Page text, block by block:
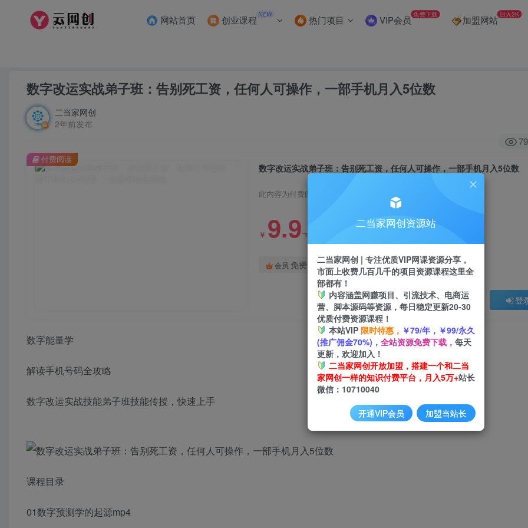
网站首页 创业课程 NEW 热门项目 VIP会员 免费下载 加盟网站 日入2K
数字改运实战弟子班：告别死工资，任何人可操作，一部手机月入5位数
二当家网创
2年前发布
数字改运实战弟子班：告别死工资，任何人可操作，一部手机月入5位数
此内容为付费阅读，请付费后查看
￥ 9.9￥
会员 免费
登
付费阅读
数字能量学
解读手机号码全攻略
数字改运实战技能弟子班技能传授，快速上手
课程目录
01数字预测学的起源mp4
二当家网创资源站
二当家网创 | 专注优质VIP网课资源分享，
市面上收费几百几千的项目资源课程这里全
部都有！
内容涵盖网赚项目、引流技术、电商运
营、脚本源码等资源，每日稳定更新20-30
优质付费资源课程！
本站VIP 限时特惠， ￥79/年，￥99/永久
(推广佣金70%)， 全站资源免费下载， 每天
更新，欢迎加入！
二当家网创开放加盟，搭建一个和二当
家网创一样的知识付费平台，月入5万+站长
微信：10710040
开通VIP会员 加盟当站长